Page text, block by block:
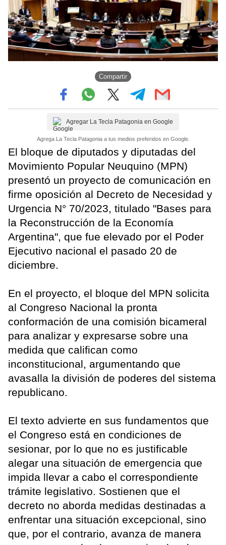
Compartir
Agregar La Tecla Patagonia en Google
Agrega La Tecla Patagonia a tus medios preferidos en Google.
El bloque de diputados y diputadas del
Movimiento Popular Neuquino (MPN)
presentó un proyecto de comunicación en
firme oposición al Decreto de Necesidad y
Urgencia N° 70/2023, titulado "Bases para
la Reconstrucción de la Economía
Argentina", que fue elevado por el Poder
Ejecutivo nacional el pasado 20 de
diciembre.
En el proyecto, el bloque del MPN solicita
al Congreso Nacional la pronta
conformación de una comisión bicameral
para analizar y expresarse sobre una
medida que califican como
inconstitucional, argumentando que
avasalla la división de poderes del sistema
republicano.
El texto advierte en sus fundamentos que
el Congreso está en condiciones de
sesionar, por lo que no es justificable
alegar una situación de emergencia que
impida llevar a cabo el correspondiente
trámite legislativo. Sostienen que el
decreto no aborda medidas destinadas a
enfrentar una situación excepcional, sino
que, por el contrario, avanza de manera